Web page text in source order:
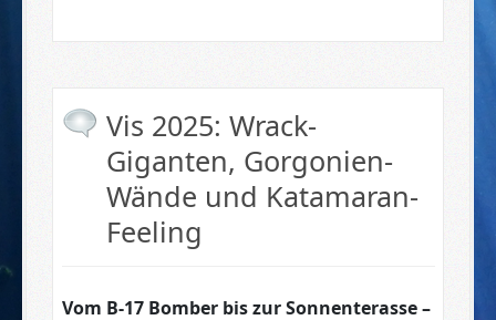
Vis 2025: Wrack-
Giganten, Gorgonien-
Wände und Katamaran-
Feeling
Vom B-17 Bomber bis zur Sonnenterasse –